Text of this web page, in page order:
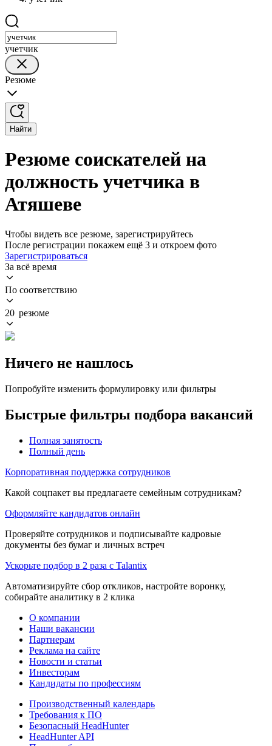
учетчик
Резюме
Найти
Резюме соискателей на
должность учетчика в
Атяшеве
Чтобы видеть все резюме, зарегистрируйтесь
После регистрации покажем ещё 3 и откроем фото
Зарегистрироваться
За всё время
По соответствию
20 резюме
Ничего не нашлось
Попробуйте изменить формулировку или фильтры
Быстрые фильтры подбора вакансий
Полная занятость
Полный день
Корпоративная поддержка сотрудников
Какой соцпакет вы предлагаете семейным сотрудникам?
Оформляйте кандидатов онлайн
Проверяйте сотрудников и подписывайте кадровые
документы без бумаг и личных встреч
Ускорьте подбор в 2 раза с Talantix
Автоматизируйте сбор откликов, настройте воронку,
собирайте аналитику в 2 клика
О компании
Наши вакансии
Партнерам
Реклама на сайте
Новости и статьи
Инвесторам
Кандидаты по профессиям
Производственный календарь
Требования к ПО
Безопасный HeadHunter
HeadHunter API